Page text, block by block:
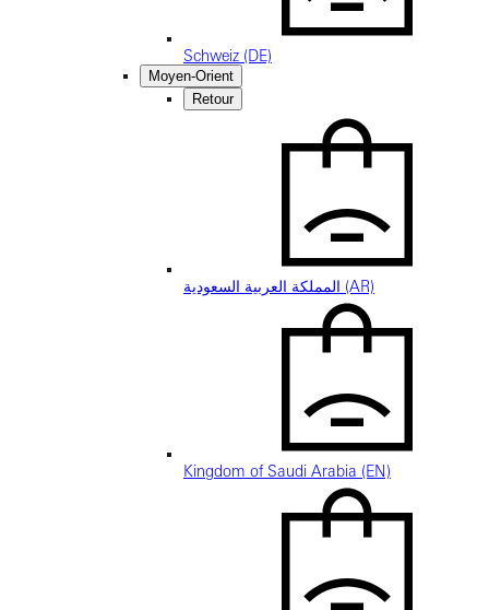
Schweiz (DE)
Moyen-Orient
Retour
المملكة العربية السعودية (AR)
Kingdom of Saudi Arabia (EN)